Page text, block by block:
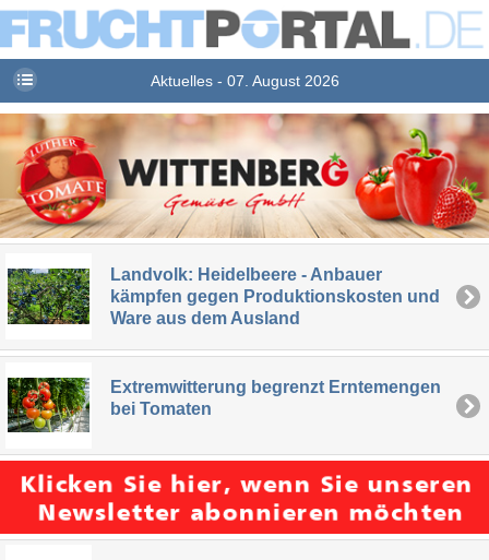
Aktuelles - 07. August 2026
Landvolk: Heidelbeere - Anbauer
kämpfen gegen Produktionskosten und
Ware aus dem Ausland
Extremwitterung begrenzt Erntemengen
bei Tomaten